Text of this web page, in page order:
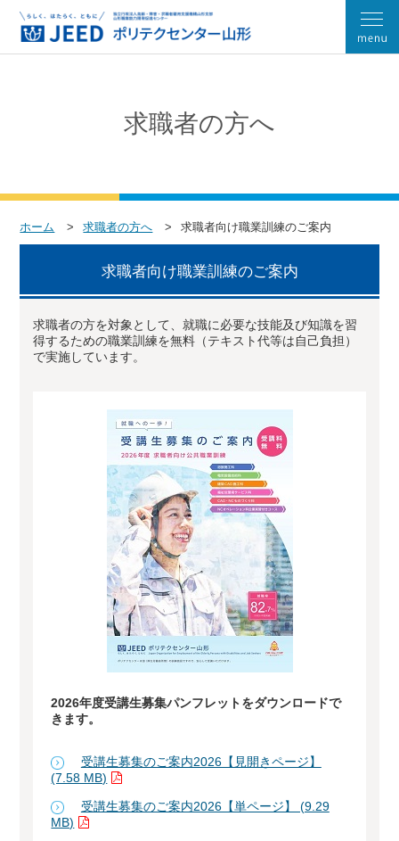
求職者の方へ
ホーム 求職者の方へ 求職者向け職業訓練のご案内
求職者向け職業訓練のご案内
求職者の方を対象として、就職に必要な技能及び知識を習
得するための職業訓練を無料（テキスト代等は自己負担）
で実施しています。
2026年度受講生募集パンフレットをダウンロードで
きます。
受講生募集のご案内2026【見開きページ】
(7.58 MB)
受講生募集のご案内2026【単ページ】 (9.29
MB)